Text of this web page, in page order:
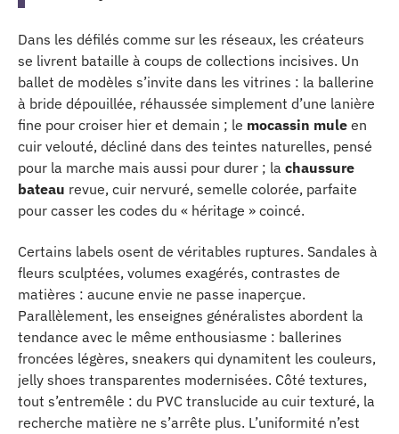
Dans les défilés comme sur les réseaux, les créateurs
se livrent bataille à coups de collections incisives. Un
ballet de modèles s’invite dans les vitrines : la ballerine
à bride dépouillée, réhaussée simplement d’une lanière
fine pour croiser hier et demain ; le mocassin mule en
cuir velouté, décliné dans des teintes naturelles, pensé
pour la marche mais aussi pour durer ; la chaussure
bateau revue, cuir nervuré, semelle colorée, parfaite
pour casser les codes du « héritage » coincé.
Certains labels osent de véritables ruptures. Sandales à
fleurs sculptées, volumes exagérés, contrastes de
matières : aucune envie ne passe inaperçue.
Parallèlement, les enseignes généralistes abordent la
tendance avec le même enthousiasme : ballerines
froncées légères, sneakers qui dynamitent les couleurs,
jelly shoes transparentes modernisées. Côté textures,
tout s’entremêle : du PVC translucide au cuir texturé, la
recherche matière ne s’arrête plus. L’uniformité n’est